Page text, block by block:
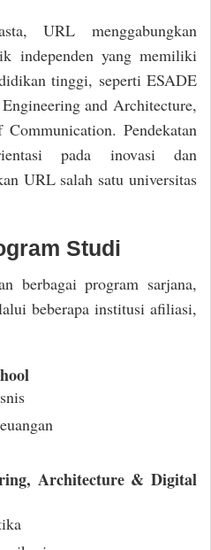
URL menggabungkan
independen yang memiliki
tinggi, seperti ESADE
and Architecture,
Pendekatan
pada inovasi dan
URL salah satu universitas
Studi
berbagai program sarjana,
beberapa institusi afiliasi,
Architecture & Digital